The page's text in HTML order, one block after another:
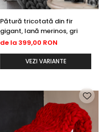
Pătură tricotată din fir
gigant, lană merinos, gri
de la 399,00 RON
VEZI VARIANTE